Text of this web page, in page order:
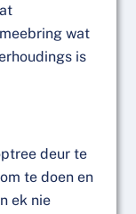
wat
is
deur te
te doen en
ek nie